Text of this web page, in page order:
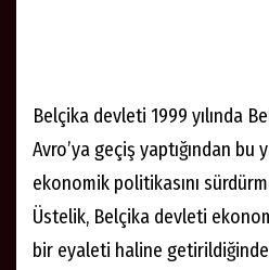
Belçika devleti 1999 yılında
Avro’ya geçiş yaptığından bu
ekonomik politikasını
Üstelik, Belçika devleti
bir eyaleti haline